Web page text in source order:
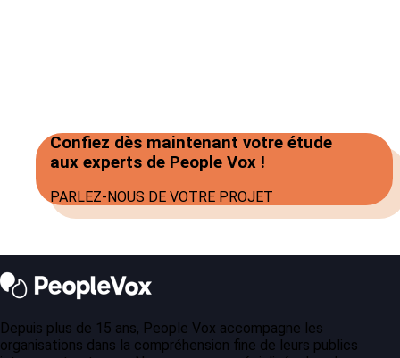
Confiez dès maintenant votre étude
aux experts de People Vox !
PARLEZ-NOUS DE VOTRE PROJET
Depuis plus de 15 ans, People Vox accompagne les
organisations dans la compréhension fine de leurs publics